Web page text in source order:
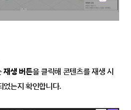
재생 버튼을 클릭해 콘텐츠를 재생 시
었는지 확인합니다.